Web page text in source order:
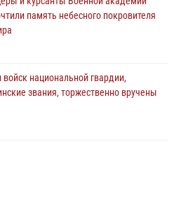
память небесного покровителя
национальной гвардии,
звания, торжественно вручены